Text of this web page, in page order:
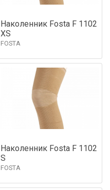
Наколенник Fosta F 1102
XS
FOSTA
Наколенник Fosta F 1102
S
FOSTA